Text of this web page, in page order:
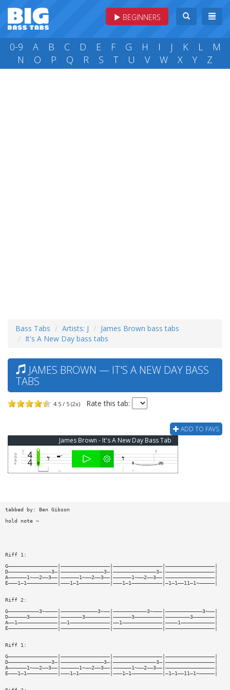
BEGINNERS
0-9 A B C D E F G H I J K L
M
N
O P Q R S T U V W X Y Z
Bass Tabs Artists: J
James Brown bass tabs
It's A New Day bass tabs
JAMES BROWN — IT'S A NEW DAY BASS
TABS
4.5 / 5 (2x) Rate this tab:
ADD TO FAVS
James Brown - It's A New Day Bass Tab
tabbed by: Ben Gibson
hold note ~
Riff 1:
G————————————————|————————————————|————————————————|————————————————|
D——————————————3—|——————————————3—|——————————————3—|————————————————|
A——————1~——2——3——|——————1~——2——3——|——————1~——2——3——|————————————————|
E———1—1——————————|———1—1——————————|———1—1——————————|—1—1——11—1~—————|
Riff 2:
G——————————3~————|————————————3~——|———————————3~———|————————————3~——|
D——————3—————————|———————3————————|——————3—————————|————————3———————|
A——1—————————————|——1—————————————|——1—————————————|————1———————————|
E————————————————|————————————————|————————————————|————————————————|
Riff 1:
G————————————————|————————————————|————————————————|————————————————|
D——————————————3—|——————————————3—|——————————————3—|————————————————|
A——————1~——2——3——|——————1~——2——3——|——————1~——2——3——|————————————————|
E———1—1——————————|———1—1——————————|———1—1——————————|—1—1——11—1~—————|